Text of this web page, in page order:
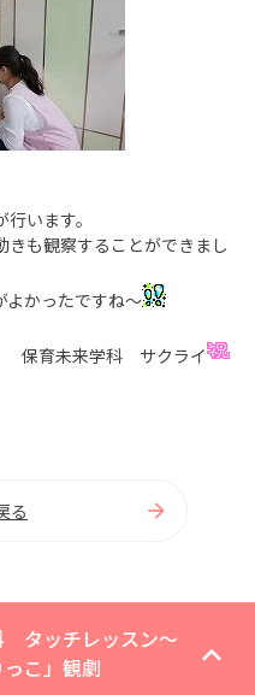
います。
きも観察することができまし
よかったですね～
育未来学科 サクライ
る
タッチレッスン～
こ」観劇